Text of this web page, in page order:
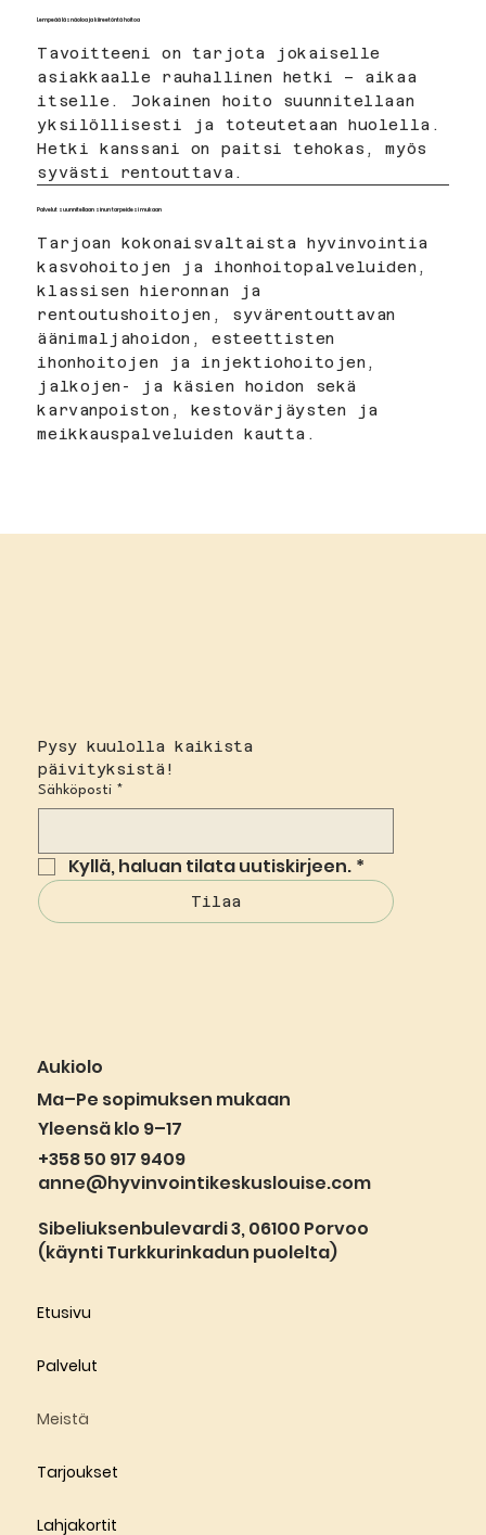
Lempeää läsnäoloa ja kiireetöntä hoitoa
Tavoitteeni on tarjota jokaiselle
asiakkaalle rauhallinen hetki – aikaa
itselle. Jokainen hoito suunnitellaan
yksilöllisesti ja toteutetaan huolella.
Hetki kanssani on paitsi tehokas, myös
syvästi rentouttava.
Palvelut suunnitellaan sinun tarpeidesi mukaan
Tarjoan kokonaisvaltaista hyvinvointia
kasvohoitojen ja ihonhoitopalveluiden,
klassisen hieronnan ja
rentoutushoitojen, syvärentouttavan
äänimaljahoidon, esteettisten
ihonhoitojen ja injektiohoitojen,
jalkojen- ja käsien hoidon sekä
karvanpoiston, kestovärjäysten ja
meikkauspalveluiden kautta.
Pysy kuulolla kaikista
päivityksistä!
Sähköposti *
Kyllä, haluan tilata uutiskirjeen. *
Tilaa
Aukiolo
Ma–Pe sopimuksen mukaan
Yleensä klo 9–17
+358 50 917 9409
anne@hyvinvointikeskuslouise.com
Sibeliuksenbulevardi 3, 06100 Porvoo
(käynti Turkkurinkadun puolelta)
Etusivu
Palvelut
Meistä
Tarjoukset
Lahjakortit